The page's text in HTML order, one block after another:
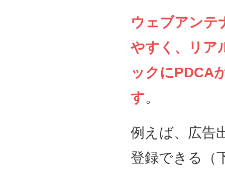
ウェブアンテ
やすく、リア
ックにPDCA
す。
例えば、広告
登録できる（